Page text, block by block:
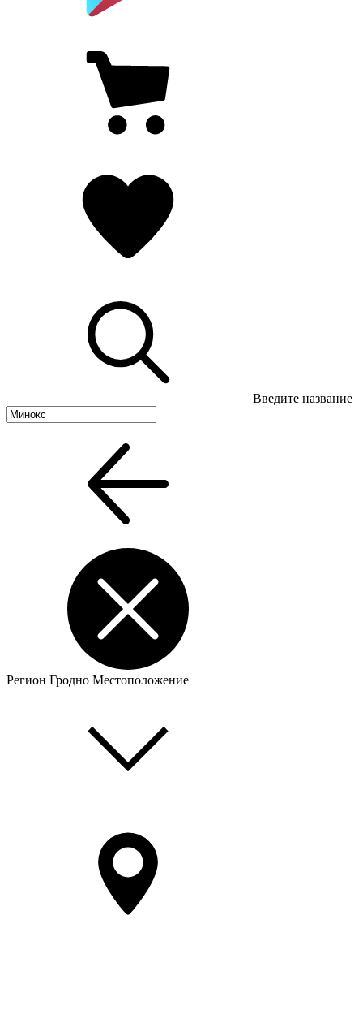
Введите название
Регион Гродно Местоположение